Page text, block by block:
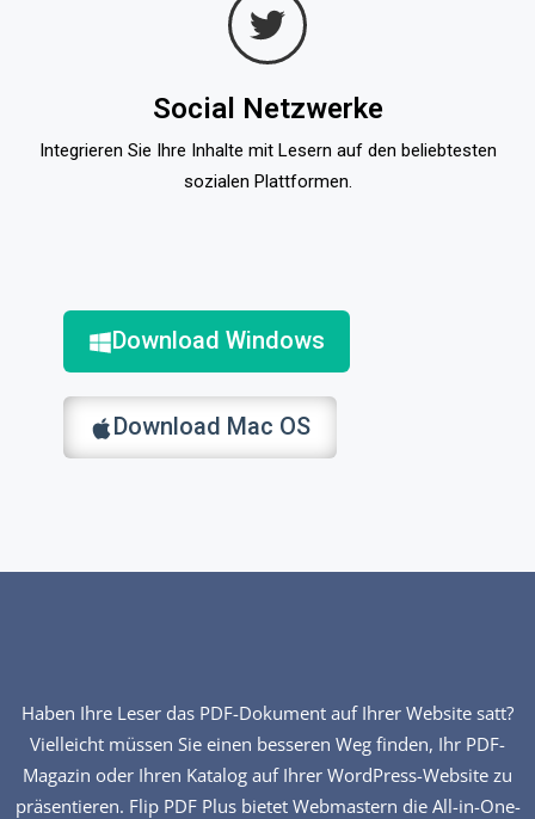
Social Netzwerke
Integrieren Sie Ihre Inhalte mit Lesern auf den beliebtesten
sozialen Plattformen.
Download Windows
Download Mac OS
Haben Ihre Leser das PDF-Dokument auf Ihrer Website satt?
Vielleicht müssen Sie einen besseren Weg finden, Ihr PDF-
Magazin oder Ihren Katalog auf Ihrer WordPress-Website zu
präsentieren. Flip PDF Plus bietet Webmastern die All-in-One-